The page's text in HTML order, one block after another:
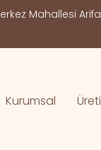
Mahallesi
Kurumsal